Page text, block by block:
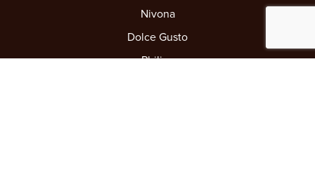
Nivona
Dolce Gusto
Philips